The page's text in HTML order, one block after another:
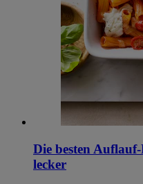
Die besten
lecker